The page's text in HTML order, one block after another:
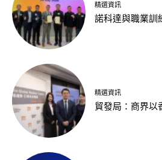
精選資訊
諾科達與職業訓
精選資訊
貿發局：商界以